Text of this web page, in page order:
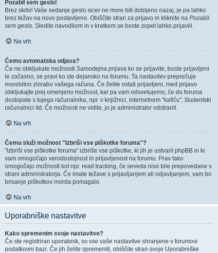
Pozabil sem geslo!
Brez skrbi! Vaše sedanje geslo sicer ne more biti dobljeno nazaj, je pa lahko
brez težav na novo postavljeno. Obiščite stran za prijavo in kliknite na Pozabil
sem geslo. Sledite navodilom in v kratkem se boste zopet lahko prijavili.
Na vrh
Čemu avtomatska odjava?
Če ne obkljukate možnosti Samodejna prijava ko se prijavite, boste prijavljeni
le začasno, se pravi ko ste dejansko na forumu. Ta nastavitev preprečuje
morebitno zlorabo vašega računa. Če želite ostati prijavljeni, med prijavo
obkljukajte prej omenjeno možnost, kar pa vam odsvetujemo, če do foruma
dostopate s tujega računalnika, npr. v knjižnici, internetnem "kafiču", študentski
računalnici itd. Če možnosti ne vidite, jo je administrator odstranil.
Na vrh
Čemu služi možnost "Izbriši vse piškotke foruma"?
"Izbriši vse piškotke foruma" izbriše vse piškotke, ki jih je ustvaril phpBB in ki
vam omogočajo verodostojnost in prijavljenost na forumu. Prav tako
omogočajo možnosti kot npr. read tracking, če seveda niso bile prepovedane s
strani administratorja. Če imate težave s prijavljanjem ali odjavljanjem, vam bo
brisanje piškotkov morda pomagalo.
Na vrh
Uporabniške nastavitve
Kako spremenim svoje nastavitve?
Če ste registriran uporabnik, so vse vaše nastavitve shranjene v forumovi
podatkovni bazi. Če jih želite spremeniti, obiščite stran svoje Uporabniške